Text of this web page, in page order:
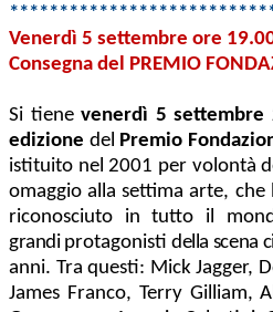
Venerdì 5 settembre ore
Consegna del PREMIO
Si tienevenerdì 5 settembre
edizione del Premio
istituito nel 2001 per volontà
omaggio alla settima arte,
riconosciuto in tutto il
grandi protagonisti della scena
anni. Tra questi: Mick Jagger,
James Franco, Terry Gilliam,